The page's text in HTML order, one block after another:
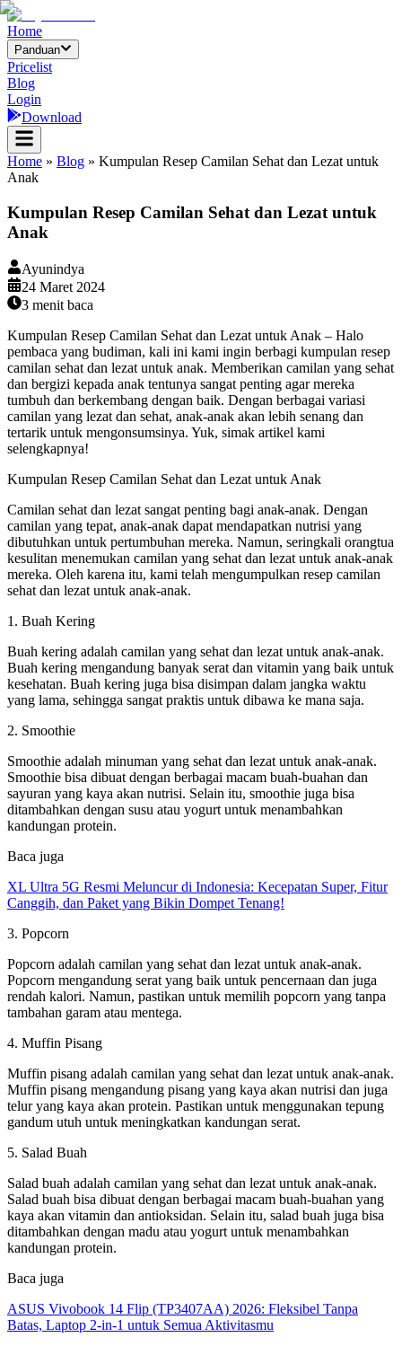
Home
Panduan
Pricelist
Blog
Login
Download
Home » Blog » Kumpulan Resep Camilan Sehat dan Lezat untuk
Anak
Kumpulan Resep Camilan Sehat dan Lezat untuk
Anak
Ayunindya
24 Maret 2024
3 menit baca
Kumpulan Resep Camilan Sehat dan Lezat untuk Anak – Halo
pembaca yang budiman, kali ini kami ingin berbagi kumpulan resep
camilan sehat dan lezat untuk anak. Memberikan camilan yang sehat
dan bergizi kepada anak tentunya sangat penting agar mereka
tumbuh dan berkembang dengan baik. Dengan berbagai variasi
camilan yang lezat dan sehat, anak-anak akan lebih senang dan
tertarik untuk mengonsumsinya. Yuk, simak artikel kami
selengkapnya!
Kumpulan Resep Camilan Sehat dan Lezat untuk Anak
Camilan sehat dan lezat sangat penting bagi anak-anak. Dengan
camilan yang tepat, anak-anak dapat mendapatkan nutrisi yang
dibutuhkan untuk pertumbuhan mereka. Namun, seringkali orangtua
kesulitan menemukan camilan yang sehat dan lezat untuk anak-anak
mereka. Oleh karena itu, kami telah mengumpulkan resep camilan
sehat dan lezat untuk anak-anak.
1. Buah Kering
Buah kering adalah camilan yang sehat dan lezat untuk anak-anak.
Buah kering mengandung banyak serat dan vitamin yang baik untuk
kesehatan. Buah kering juga bisa disimpan dalam jangka waktu
yang lama, sehingga sangat praktis untuk dibawa ke mana saja.
2. Smoothie
Smoothie adalah minuman yang sehat dan lezat untuk anak-anak.
Smoothie bisa dibuat dengan berbagai macam buah-buahan dan
sayuran yang kaya akan nutrisi. Selain itu, smoothie juga bisa
ditambahkan dengan susu atau yogurt untuk menambahkan
kandungan protein.
Baca juga
XL Ultra 5G Resmi Meluncur di Indonesia: Kecepatan Super, Fitur
Canggih, dan Paket yang Bikin Dompet Tenang!
3. Popcorn
Popcorn adalah camilan yang sehat dan lezat untuk anak-anak.
Popcorn mengandung serat yang baik untuk pencernaan dan juga
rendah kalori. Namun, pastikan untuk memilih popcorn yang tanpa
tambahan garam atau mentega.
4. Muffin Pisang
Muffin pisang adalah camilan yang sehat dan lezat untuk anak-anak.
Muffin pisang mengandung pisang yang kaya akan nutrisi dan juga
telur yang kaya akan protein. Pastikan untuk menggunakan tepung
gandum utuh untuk meningkatkan kandungan serat.
5. Salad Buah
Salad buah adalah camilan yang sehat dan lezat untuk anak-anak.
Salad buah bisa dibuat dengan berbagai macam buah-buahan yang
kaya akan vitamin dan antioksidan. Selain itu, salad buah juga bisa
ditambahkan dengan madu atau yogurt untuk menambahkan
kandungan protein.
Baca juga
ASUS Vivobook 14 Flip (TP3407AA) 2026: Fleksibel Tanpa
Batas, Laptop 2-in-1 untuk Semua Aktivitasmu